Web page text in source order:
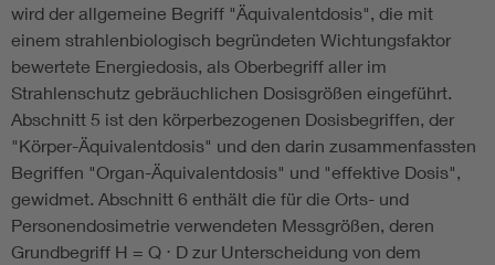
wird der allgemeine Begriff "Äquivalentdosis", die mit
einem strahlenbiologisch begründeten Wichtungsfaktor
bewertete Energiedosis, als Oberbegriff aller im
Strahlenschutz gebräuchlichen Dosisgrößen eingeführt.
Abschnitt 5 ist den körperbezogenen Dosisbegriffen, der
"Körper-Äquivalentdosis" und den darin zusammenfassten
Begriffen "Organ-Äquivalentdosis" und "effektive Dosis",
gewidmet. Abschnitt 6 enthält die für die Orts- und
Personendosimetrie verwendeten Messgrößen, deren
Grundbegriff H = Q ⋅ D zur Unterscheidung von dem